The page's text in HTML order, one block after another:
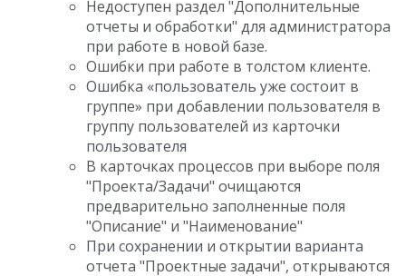
Недоступен раздел "Дополнительные
отчеты и обработки" для администратора
при работе в новой базе.
Ошибки при работе в толстом клиенте.
Ошибка «пользователь уже состоит в
группе» при добавлении пользователя в
группу пользователей из карточки
пользователя
В карточках процессов при выборе поля
"Проекта/Задачи" очищаются
предварительно заполненные поля
"Описание" и "Наименование"
При сохранении и открытии варианта
отчета "Проектные задачи", открываются